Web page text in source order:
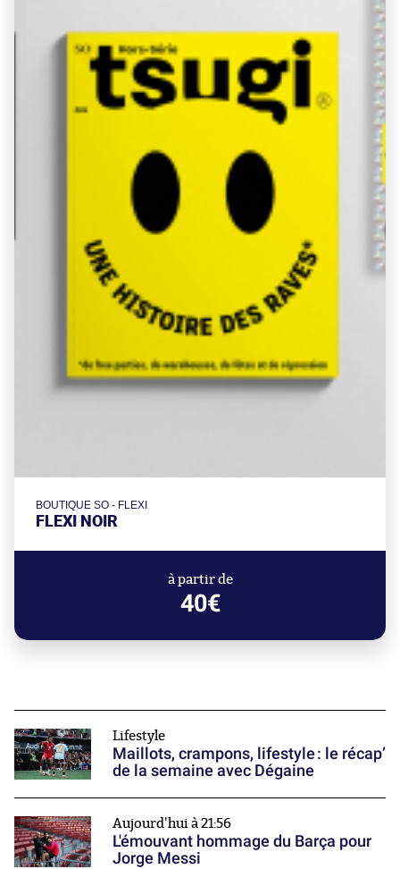
BOUTIQUE SO - FLEXI
FLEXI NOIR
à partir de
40€
Lifestyle
Maillots, crampons, lifestyle : le récap’
de la semaine avec Dégaine
Aujourd'hui à 21:56
L'émouvant hommage du Barça pour
Jorge Messi